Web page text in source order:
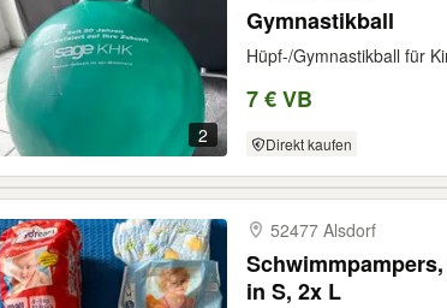
2
Gymnastikball
Hüpf-/Gymnastikball für
7 € VB
Direkt kaufen
52477 Alsdorf
in S, 2x L